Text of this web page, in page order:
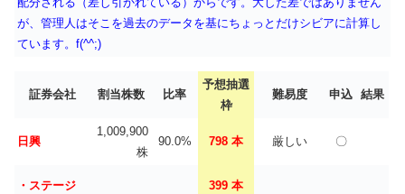
が、管理人はそこを過去のデータを基にちょっとだけシビアに計算し
ています。f(^^;)
証券会社 割当株数 比率
予想抽選
枠
難易度 申込 結果
日興
1,009,900
株
90.0% 798 本 厳しい 〇
・ステージ 399 本